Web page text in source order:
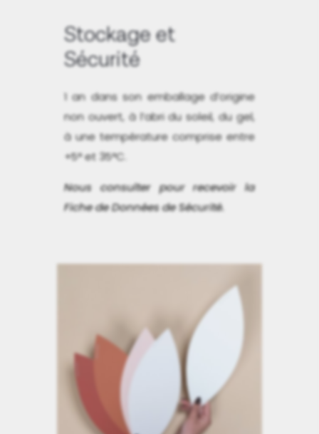
Stockage et
Sécurité
1 an dans son emballage d’origine
non ouvert, à l’abri du soleil, du gel,
à une température comprise entre
+5° et 35°C.
Nous consulter pour recevoir la
Fiche de Données de Sécurité.